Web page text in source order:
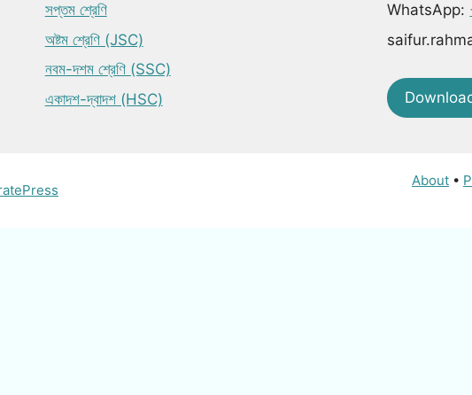
সপ্তম শ্রেণি
অষ্টম শ্রেণি (JSC)
নবম-দশম শ্রেণি (SSC)
একাদশ-দ্বাদশ (HSC)
WhatsApp:
About •